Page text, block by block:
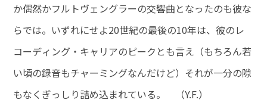
か偶然かフルトヴェングラーの交響曲となったのも彼な
らでは。いずれにせよ20世紀の最後の10年は、彼のレ
コーディング・キャリアのピークとも言え（もちろん若
い頃の録音もチャーミングなんだけど）それが一分の隙
もなくぎっしり詰め込まれている。 （Y.F.）